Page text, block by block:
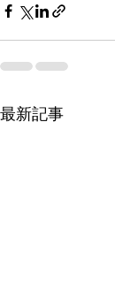
最新記事